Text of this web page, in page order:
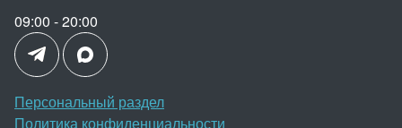
09:00 - 20:00
Персональный раздел
Политика конфиденциальности